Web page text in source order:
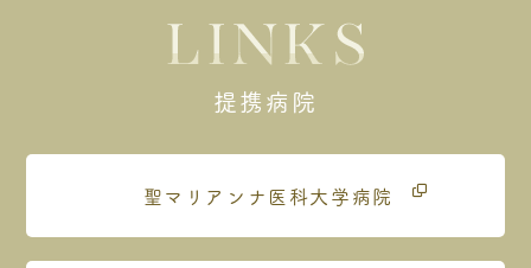
提携病院
聖マリアンナ医科大学病院